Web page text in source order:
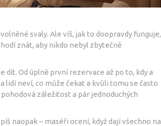
svaly. Ale víš, jak to doopravdy funguje,
znát, aby nikdo nebyl zbytečně
dít. Od úplně první rezervace až po to, kdy a
lidí neví, co může čekat a kvůli tomu se často
záležitost a pár jednoduchých
naopak – maséři ocení, když dají všechno na